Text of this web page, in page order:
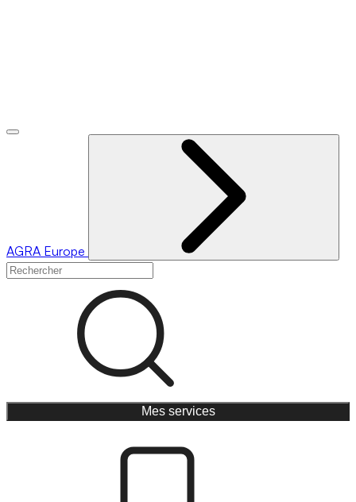
AGRA Europe
Mes services